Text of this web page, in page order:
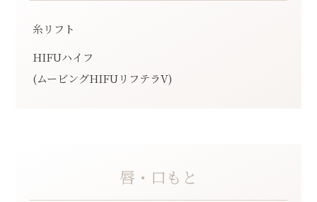
糸リフト
HIFUハイフ
(ムービングHIFUリフテラV)
唇・口もと